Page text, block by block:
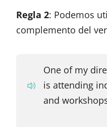
Regla 2: Podemos
complemento del
One of my
is attending
and